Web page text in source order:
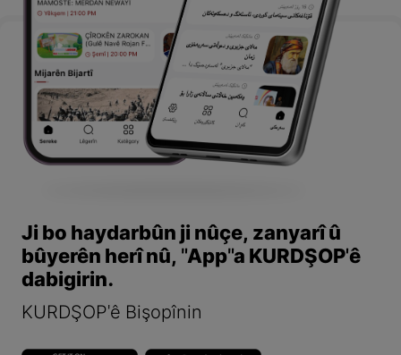
Ji bo haydarbûn ji nûçe, zanyarî û
bûyerên herî nû, "App"a KURDŞOP'ê
dabigirin.
KURDŞOP'ê Bişopînin